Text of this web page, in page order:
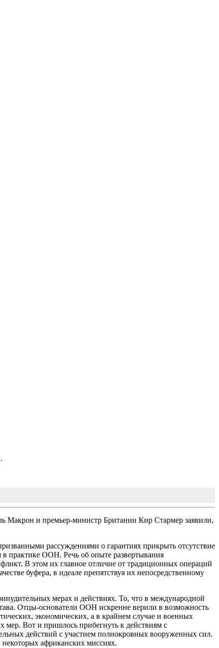
Макрон и премьер-министр Британии Кир Стармер заявили,
рассуждениями о гарантиях прикрыть отсутствие
в практике ООН. Речь об опыте развертывания
В этом их главное отличие от традиционных операций
буфера, в идеале препятствуя их непосредственному
мерах и действиях. То, что в международной
Отцы-основатели ООН искренне верили в возможность
экономических, а в крайнем случае и военных
мер. Вот и пришлось прибегнуть к действиям с
действий с участием полнокровных вооруженных сил.
африканских миссиях.